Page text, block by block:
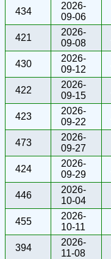
434
2026-
09-06
421
2026-
09-08
430
2026-
09-12
422
2026-
09-15
423
2026-
09-22
473
2026-
09-27
424
2026-
09-29
446
2026-
10-04
455
2026-
10-11
394
2026-
11-08